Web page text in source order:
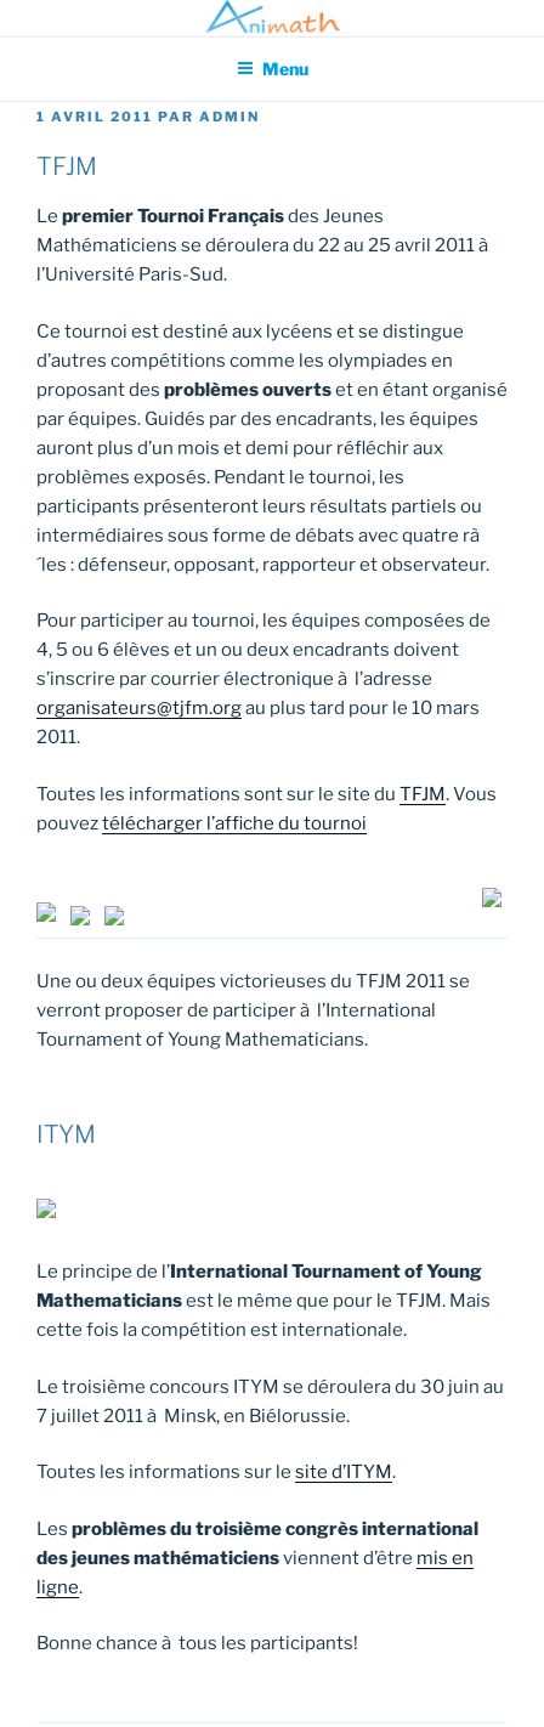
au
principal
Association pour l'Animation en Mathématiques
Menu
PUBLIÉ
1 AVRIL 2011 PAR ADMIN
TFJM
Le premier Tournoi Françaisdes Jeunes
Mathématiciens se déroulera du 22 au 25 avril 2011 à
l’Université Paris-Sud.
Ce tournoi est destiné aux lycéens et se distingue
d’autres compétitions comme les olympiades en
proposant des problèmes ouvertset en étant organisé
par équipes. Guidés par des encadrants, les équipes
auront plus d’un mois et demi pour réfléchir aux
problèmes exposés. Pendant le tournoi, les
participants présenteront leurs résultats partiels ou
intermédiaires sous forme de débats avec quatre rà
´les : défenseur, opposant, rapporteur et observateur.
Pour participer au tournoi, les équipes composées de
4, 5 ou 6 élèves et un ou deux encadrants doivent
s’inscrire par courrier électronique à l’adresse
organisateurs@tjfm.orgau plus tard pour le 10 mars
2011.
Toutes les informations sont sur le site du TFJM. Vous
pouveztélécharger l’affiche du tournoi
Une ou deux équipes victorieuses du TFJM 2011 se
verront proposer de participer à l’International
Tournament of Young Mathematicians.
ITYM
Le principe de l’International Tournament of Young
Mathematiciansest le même que pour le TFJM. Mais
cette fois la compétition est internationale.
Le troisième concours ITYM se déroulera du 30 juin au
7 juillet 2011 à Minsk, en Biélorussie.
Toutes les informations sur le site d’ITYM.
Les problèmes du troisième congrès international
des jeunes mathématiciensviennent d’être mis en
ligne.
Bonne chance à tous les participants!